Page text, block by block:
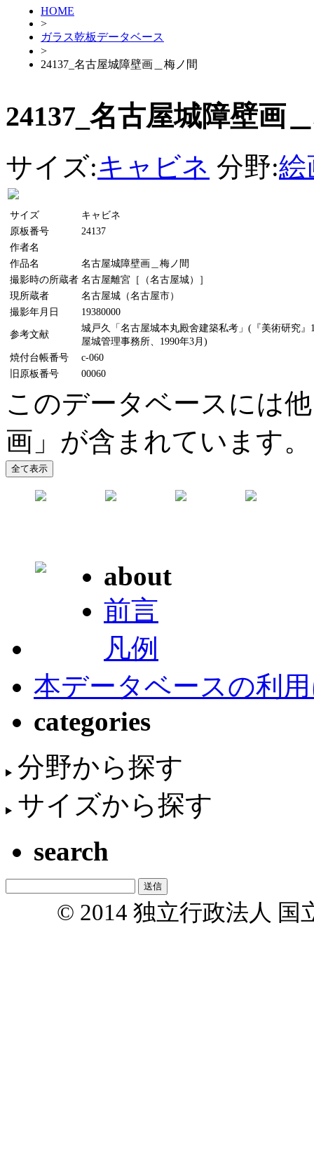
HOME
>
ガラス乾板データベース
>
24137_名古屋城障壁画＿梅ノ間
24137_名古屋城障壁画
サイズ:キャビネ 分野:絵
サイズ
キャビネ
原板番号
24137
作者名
作品名
名古屋城障壁画＿梅ノ間
撮影時の所蔵者 名古屋離宮［（名古屋城）］
現所蔵者
名古屋城（名古屋市）
撮影年月日
19380000
参考文献
城戸久「名古屋城本丸殿舍建築私考」(『美術研究
屋城管理事務所、1990年3月)
焼付台帳番号
c-060
旧原板番号
00060
このデータベースには
画」が含まれています。
about
前言
凡例
本データベースの利
categories
分野から探す
サイズから探す
search
© 2014 独立行政法人 国